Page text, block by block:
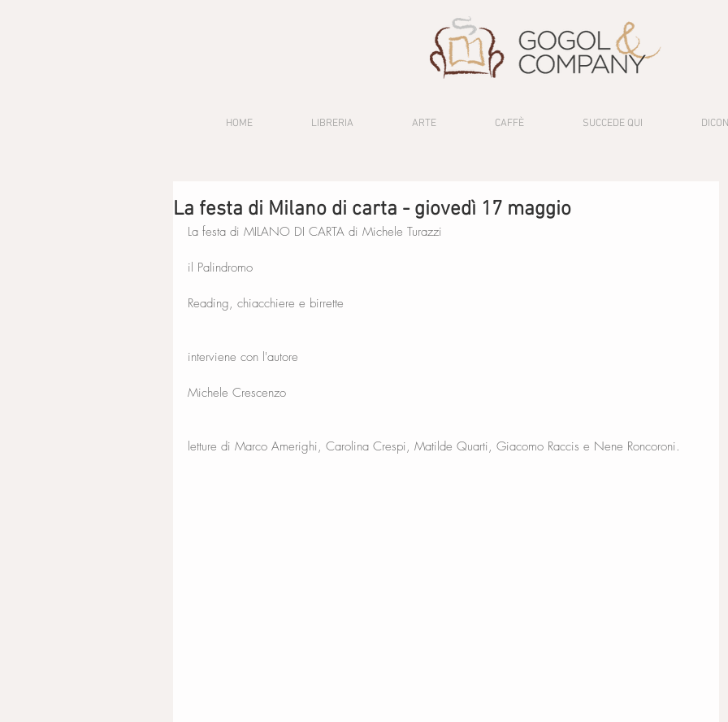
HOME LIBRERIA ARTE CAFFÈ SUCCEDE QUI
La festa di Milano di carta - giovedì 17 maggio
La festa di MILANO DI CARTA di Michele Turazzi
il Palindromo
Reading, chiacchiere e birrette
interviene con l'autore
Michele Crescenzo
letture di Marco Amerighi, Carolina Crespi, Matilde Quarti, Giacomo Raccis e Nene Roncoroni.